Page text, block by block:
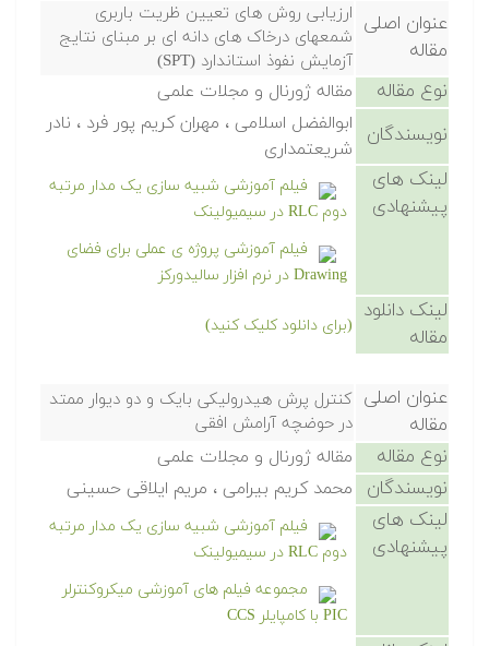
عنوان اصلی
مقاله
ارزیابی روش های تعیین ظریت باربری
شمعهای درخاک های دانه ای بر مبنای نتایج
آزمایش نفوذ استاندارد (SPT)
نوع مقاله مقاله ژورنال و مجلات علمی
نویسندگان
ابوالفضل اسلامی ، مهران کریم پور فرد ، نادر
شریعتمداری
لینک های
پیشنهادی
فیلم آموزشی شبیه سازی یک مدار مرتبه
دوم RLC در سیمیولینک
فیلم آموزشی پروژه ی عملی برای فضای
Drawing در نرم افزار سالیدورکز
لینک دانلود
مقاله
(برای دانلود کلیک کنید)
عنوان اصلی
مقاله
کنترل پرش هیدرولیکی بایک و دو دیوار ممتد
در حوضچه آرامش افقی
نوع مقاله مقاله ژورنال و مجلات علمی
نویسندگان محمد کریم بیرامی ، مریم ایلاقی حسینی
لینک های
پیشنهادی
فیلم آموزشی شبیه سازی یک مدار مرتبه
دوم RLC در سیمیولینک
مجموعه فیلم های آموزشی میکروکنترلر
PIC با کامپایلر CCS